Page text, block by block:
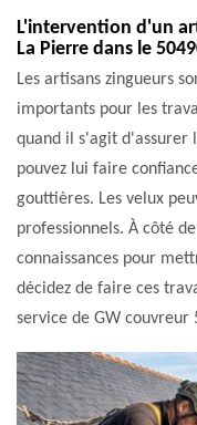
L'intervention d'un
La Pierre dans le
Les artisans zingueurs
importants pour les
quand il s'agit d'assurer
pouvez lui faire
gouttières. Les velux
professionnels. À côté
connaissances pour
décidez de faire ces
service de GW couvreur